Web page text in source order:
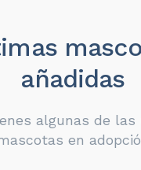
añadidas
algunas de
en